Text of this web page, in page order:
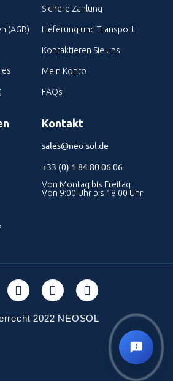
(AGB)
Sichere Zahlung
Lieferung und Transport
Kontaktieren Sie uns
Mein Konto
FAQs
Kontakt
sales@neo-sol.de
+33 (0) 1 84 80 06 06
Von Montag bis Freitag
Von 9:00 Uhr bis 18:00 Uhr
2022 NEOSOL